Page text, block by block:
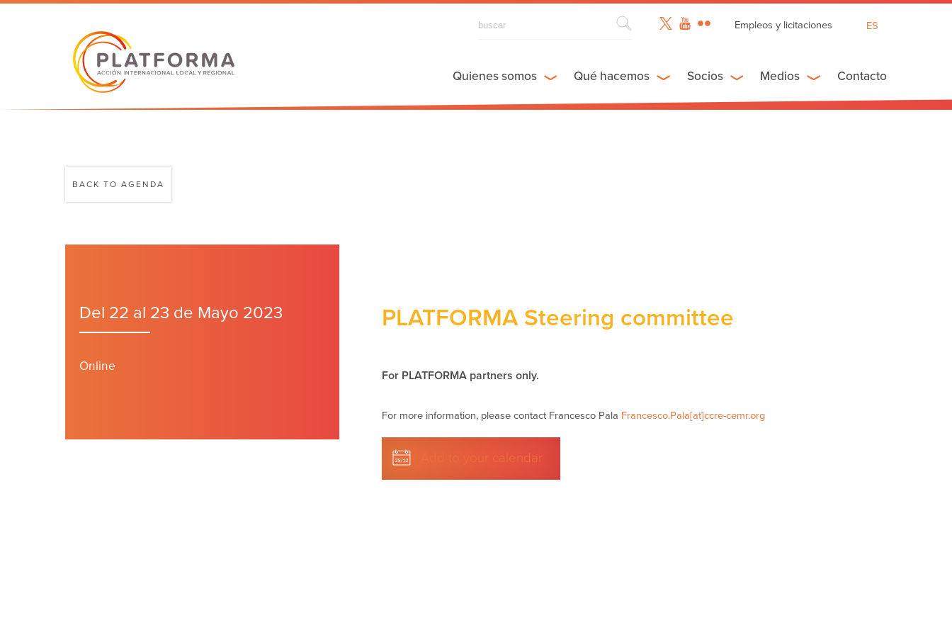
Empleos y licitaciones
FR
ES
Quienes somos Qué hacemos Socios Medios Contacto
BACK TO AGENDA
Del 22 al 23 de Mayo 2023
Online
PLATFORMA Steering committee
For PLATFORMA partners only.
For more information, please contact Francesco Pala Francesco.Pala[at]ccre-cemr.org
Add to your calendar